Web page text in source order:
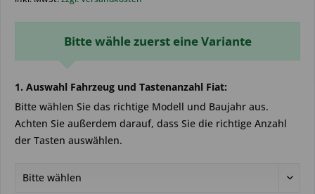
Bitte wähle zuerst eine Variante
1. Auswahl Fahrzeug und Tastenanzahl Fiat:
Bitte wählen Sie das richtige Modell und Baujahr aus.
Achten Sie außerdem darauf, dass Sie die richtige Anzahl
der Tasten auswählen.